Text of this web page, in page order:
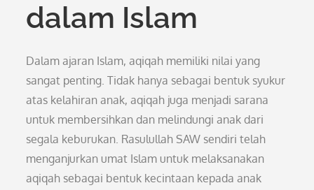
dalam Islam
Dalam ajaran Islam, aqiqah memiliki nilai yang
sangat penting. Tidak hanya sebagai bentuk syukur
atas kelahiran anak, aqiqah juga menjadi sarana
untuk membersihkan dan melindungi anak dari
segala keburukan. Rasulullah SAW sendiri telah
menganjurkan umat Islam untuk melaksanakan
aqiqah sebagai bentuk kecintaan kepada anak